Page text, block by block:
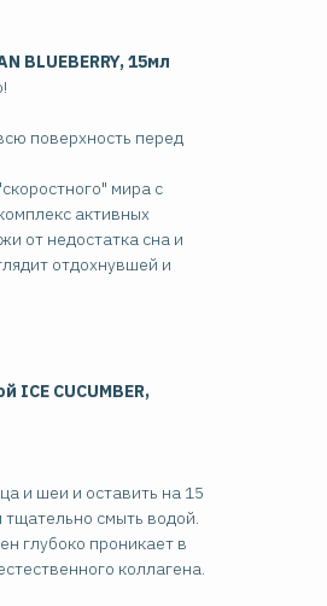
BLUEBERRY, 15мл
поверхность перед
мира с
активных
от недостатка сна и
отдохнувшей и
ICE CUCUMBER,
и шеи и оставить на 15
смыть водой.
глубоко проникает в
коллагена.